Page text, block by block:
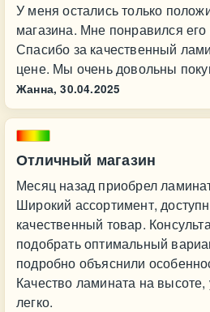
У меня остались только
магазина. Мне понравился его
Спасибо за качественный
цене. Мы очень довольны
Жанна, 30.04.2025
Отличный магазин
Месяц назад приобрел
Широкий ассортимент,
качественный товар.
подобрать оптимальный
подробно объяснили
Качество ламината на
легко.